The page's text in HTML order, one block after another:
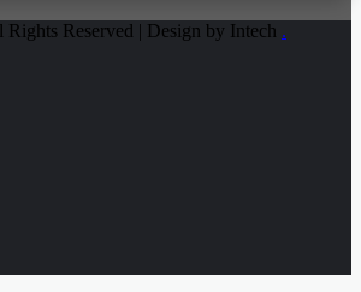
Reserved | Design by Intech .